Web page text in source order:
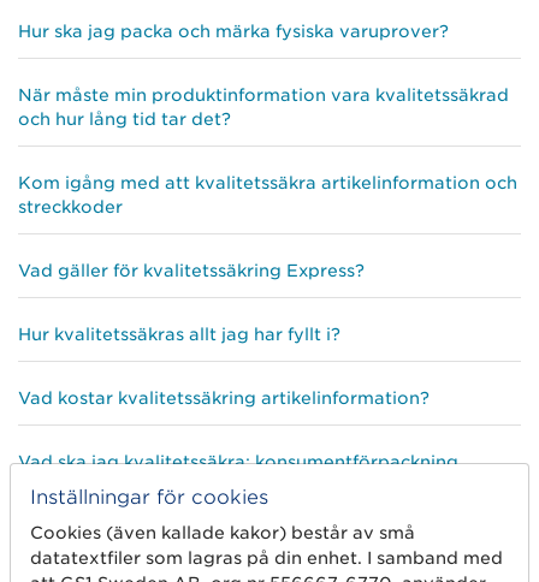
Hur ska jag packa och märka fysiska varuprover?
När måste min produktinformation vara kvalitetssäkrad
och hur lång tid tar det?
Kom igång med att kvalitetssäkra artikelinformation och
streckkoder
Vad gäller för kvalitetssäkring Express?
Hur kvalitetssäkras allt jag har fyllt i?
Vad kostar kvalitetssäkring artikelinformation?
Vad ska jag kvalitetssäkra: konsumentförpackning,
kartong, pall etc?
Vad händer om jag inte får ett godkänt resultat i
kvalitetssäkringen?
Inställningar för cookies
Cookies (även kallade kakor) består av små
datatextfiler som lagras på din enhet. I samband med